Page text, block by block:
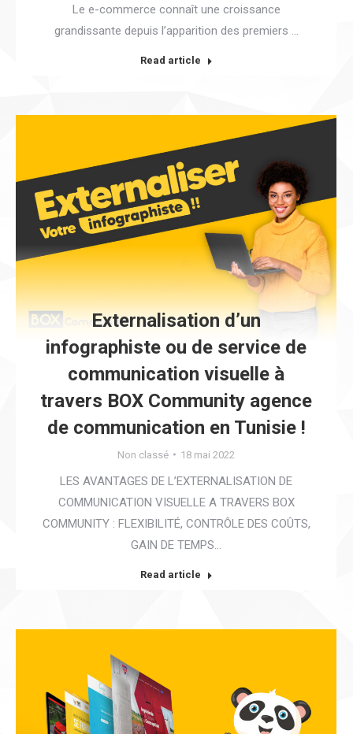
Le e-commerce connaît une croissance
grandissante depuis l’apparition des premiers …
Read article
Externalisation d’un
infographiste ou de service de
communication visuelle à
travers BOX Community agence
de communication en Tunisie !
Non classé 18 mai 2022
LES AVANTAGES DE L’EXTERNALISATION DE
COMMUNICATION VISUELLE A TRAVERS BOX
COMMUNITY : FLEXIBILITÉ, CONTRÔLE DES COÛTS,
GAIN DE TEMPS…
Read article